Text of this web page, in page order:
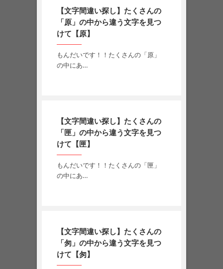
【文字間違い探し】たくさんの
「原」の中から違う文字を見つ
けて【原】
もんだいです！！たくさんの「原」
の中にあ…
【文字間違い探し】たくさんの
「匣」の中から違う文字を見つ
けて【匣】
もんだいです！！たくさんの「匣」
の中にあ…
【文字間違い探し】たくさんの
「匆」の中から違う文字を見つ
けて【匆】